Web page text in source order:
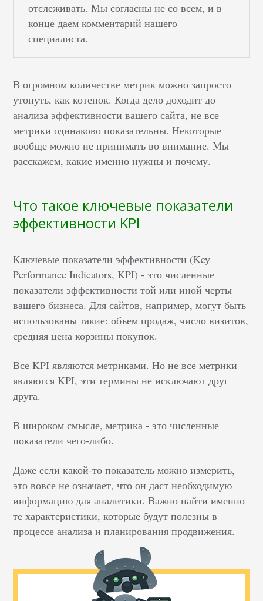
отслеживать. Мы согласны не со всем, и в
конце даем комментарий нашего
специалиста.
В огромном количестве метрик можно запросто
утонуть, как котенок. Когда дело доходит до
анализа эффективности вашего сайта, не все
метрики одинаково показательны. Некоторые
вообще можно не принимать во внимание. Мы
расскажем, какие именно нужны и почему.
Что такое ключевые показатели
эффективности KPI
Ключевые показатели эффективности (Key
Performance Indicators, KPI) - это численные
показатели эффективности той или иной черты
вашего бизнеса. Для сайтов, например, могут быть
использованы такие: объем продаж, число визитов,
средняя цена корзины покупок.
Все KPI являются метриками. Но не все метрики
являются KPI, эти термины не исключают друг
друга.
В широком смысле, метрика - это численные
показатели чего-либо.
Даже если какой-то показатель можно измерить,
это вовсе не означает, что он даст необходимую
информацию для аналитики. Важно найти именно
те характеристики, которые будут полезны в
процессе анализа и планирования продвижения.